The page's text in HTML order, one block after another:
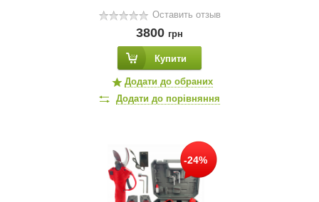
Оставить отзыв
3800 грн
Купити
Додати до обраних
Додати до порівняння
-24%